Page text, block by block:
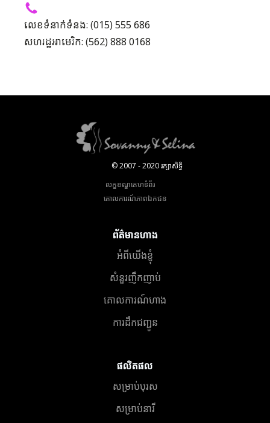
លេខទំនាក់ទំនង: (015) 555 686
សហរដ្ឋអាមេរិក: (562) 888 0168
© 2007 - 2020 រក្សាសិទ្ធិ
លក្ខខណ្ឌគេហទំព័រ
គោលការណ៍​ភាព​ឯកជន
ព័ត៌មានហាង
អំពីយើងខ្ញុំ
សំនួរញឹកញាប់
គោលការណ៍ហាង
ការដឹកជញ្ជូន
ផលិតផល
សម្រាប់បុរស
សម្រាប់នារី